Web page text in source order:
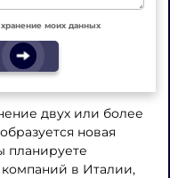
моих данных
двух или более
новая
планируете
в Италии,